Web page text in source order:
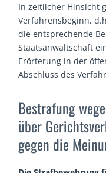
In zeitlicher Hinsicht
Verfahrensbeginn,
die entsprechende
Staatsanwaltschaft
Erörterung in der
Abschluss des
Bestrafung
über
gegen die